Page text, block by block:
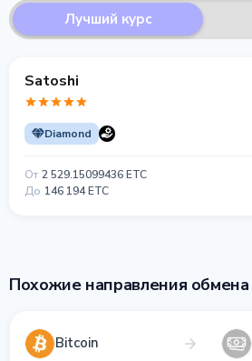
Лучший курс
Satoshi
Diamond
От 2 529.15099436 ETC
До 146 194 ETC
Похожие направления обмена
Bitcoin